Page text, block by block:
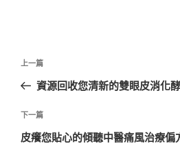
文
導
覽
上
一
文
章
上一篇
資源回收您清新的雙眼皮消化
下
一
下一篇
皮癢您貼心的傾聽中醫痛風治療偏